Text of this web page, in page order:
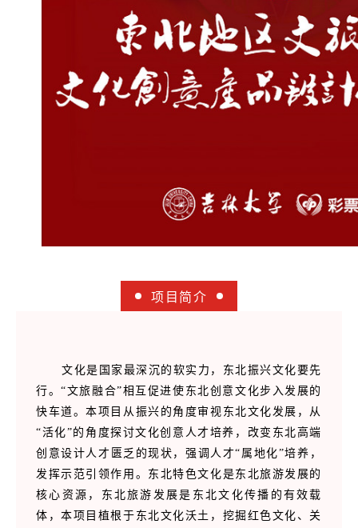
项目简介
文化是国家最深沉的软实力，东北振兴文化要先
行。“文旅融合”相互促进使东北创意文化步入发展的
快车道。本项目从振兴的角度审视东北文化发展，从
“活化”的角度探讨文化创意人才培养，改变东北高端
创意设计人才匮乏的现状，强调人才“属地化”培养，
发挥示范引领作用。东北特色文化是东北旅游发展的
核心资源，东北旅游发展是东北文化传播的有效载
体，本项目植根于东北文化沃土，挖掘红色文化、关